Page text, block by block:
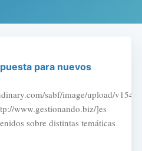
para nuevos
sabf/image/upload/
www.gestionando.biz/]es
sobre distintas temáticas